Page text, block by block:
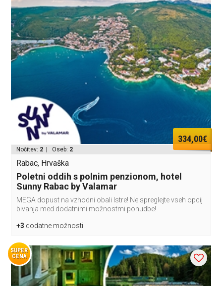
334,00€
Nočitev: 2 | Oseb: 2
Rabac, Hrvaška
Poletni oddih s polnim penzionom, hotel
Sunny Rabac by Valamar
MEGA dopust na vzhodni obali Istre! Ne spreglejte vseh opcij
bivanja med dodatnimi možnostmi ponudbe!
+3 dodatne možnosti
SUPER
CENA